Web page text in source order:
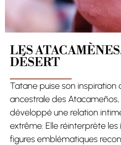
LES
DÉSERT
Tatane puise son inspiration
ancestrale des
développé une relation
extrême. Elle réinterprète les
figures emblématiques